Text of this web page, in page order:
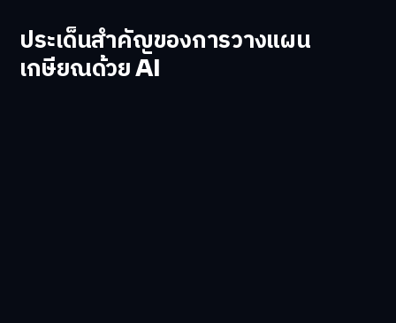
ประเด็นสำคัญของการวางแผน
เกษียณด้วย AI